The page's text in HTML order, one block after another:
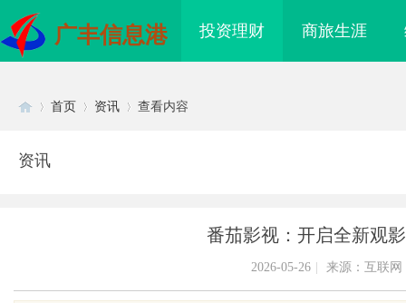
广丰信息港 投资理财 商旅生涯
首页 资讯 查看内容
资讯
番茄影视：开启全新观
2026-05-26 来源：互联网